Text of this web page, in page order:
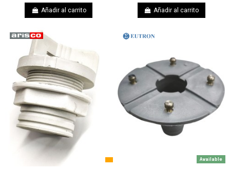
Añadir al carrito Añadir al carrito
Available